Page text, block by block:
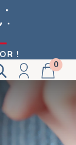
!
0